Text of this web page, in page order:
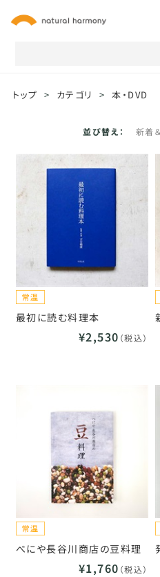
トップ > カテゴリ > 本・DVD
並び替え： 新着
最初に読む料理本
¥2,530 （税込）
べにや長谷川商店の豆料理
¥1,760 （税込）